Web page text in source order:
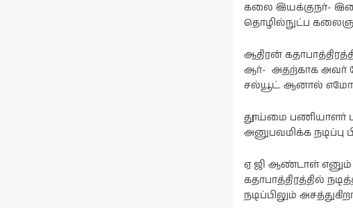
கலை இயக்குநர்-
தொழில்நுட்ப
ஆதிரன்
ஆர்- அதற்காக அவர்
சல்யூட். ஆனால்
தூய்மை பணியாளர்
அனுபவமிக்க நடிப்பு
ஏ ஜி ஆண்டாள் எனும்
கதாபாத்திரத்தில்
நடிப்பிலும்